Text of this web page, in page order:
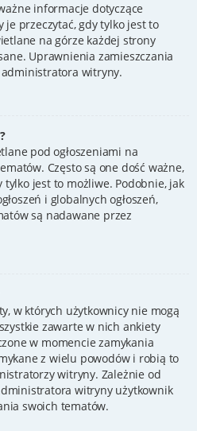
informacje dotyczące
przeczytać, gdy tylko jest to
na górze każdej strony
Uprawnienia zamieszczania
administratora witryny.
pod ogłoszeniami na
Często są one dość ważne,
tylko jest to możliwe. Podobnie, jak
i globalnych ogłoszeń,
są nadawane przez
w których użytkownicy nie mogą
zawarte w nich ankiety
w momencie zamykania
z wielu powodów i robią to
witryny. Zależnie od
witryny użytkownik
swoich tematów.